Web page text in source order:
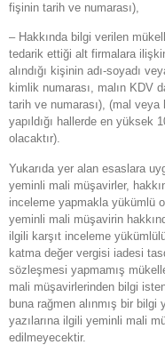
fişinin tarih ve numarası),
– Hakkında bilgi verilen
tedarik ettiği alt firmalara
alındığı kişinin adı-soyadı
kimlik numarası, malın KDV
tarih ve numarası), (mal veya
yapıldığı hallerde en yüksek
olacaktır).
Yukarıda yer alan esaslara
yeminli mali müşavirler,
inceleme yapmakla yükümlü
yeminli mali müşavirin
ilgili karşıt inceleme
katma değer vergisi iadesi
sözleşmesi yapmamış
mali müşavirlerinden bilgi
buna rağmen alınmış bir bilgi
yazılarına ilgili yeminli mali
edilmeyecektir.